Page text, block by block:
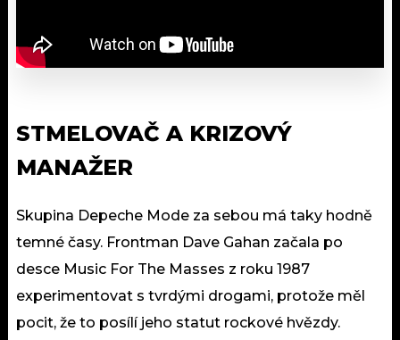
STMELOVAČ A KRIZOVÝ
MANAŽER
Skupina Depeche Mode za sebou má taky hodně
temné časy. Frontman Dave Gahan začala po
desce Music For The Masses z roku 1987
experimentovat s tvrdými drogami, protože měl
pocit, že to posílí jeho statut rockové hvězdy.